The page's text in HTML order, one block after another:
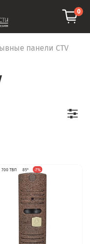
0
панели CTV
700 ТВЛ 85° -7%